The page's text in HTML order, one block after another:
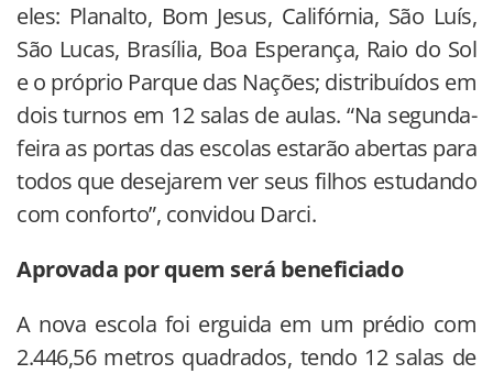
eles: Planalto, Bom Jesus, Califórnia, São Luís,
São Lucas, Brasília, Boa Esperança, Raio do Sol
e o próprio Parque das Nações; distribuídos em
dois turnos em 12 salas de aulas. “Na segunda-
feira as portas das escolas estarão abertas para
todos que desejarem ver seus filhos estudando
com conforto”, convidou Darci.
Aprovada por quem será beneficiado
A nova escola foi erguida em um prédio com
2.446,56 metros quadrados, tendo 12 salas de